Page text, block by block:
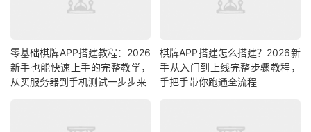
零基础棋牌APP搭建教程：2026
新手也能快速上手的完整教学，
从买服务器到手机测试一步步来
棋牌APP搭建怎么搭建？2026新
手从入门到上线完整步骤教程，
手把手带你跑通全流程